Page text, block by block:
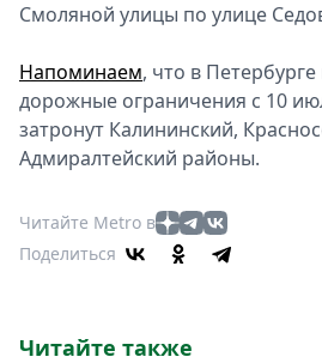
Смоляной улицы по улице
Напоминаем, что в
дорожные ограничения с 10
затронут Калининский,
Адмиралтейский районы.
Читайте Metro в
Поделиться
Читайте также